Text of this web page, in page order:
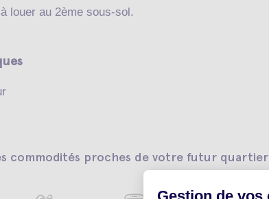
louer au 2ème sous-sol.
commodités proches de votre futur quartier